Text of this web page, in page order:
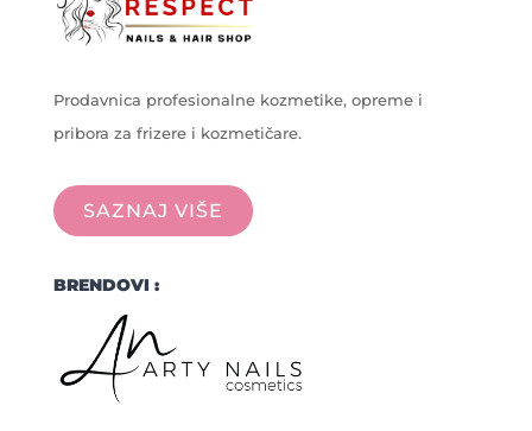
Prodavnica profesionalne kozmetike, opreme i
pribora za frizere i kozmetičare.
SAZNAJ VIŠE
BRENDOVI :